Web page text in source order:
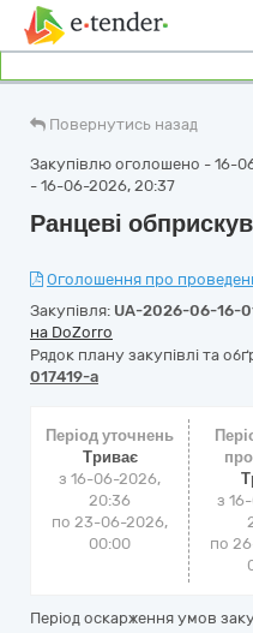
Повернутись назад
Закупівлю оголошено - 16-
- 16-06-2026, 20:37
Ранцеві
Оголошення про
Закупівля: UA-2026-06-16-
на DoZorro
Рядок плану закупівлі та
017419-a
Період уточнень
Триває
з 16-06-2026,
20:36
по 23-06-2026,
00:00
з
по
Період оскарження умов